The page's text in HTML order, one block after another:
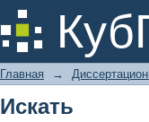
Искать
Главная →
Искать